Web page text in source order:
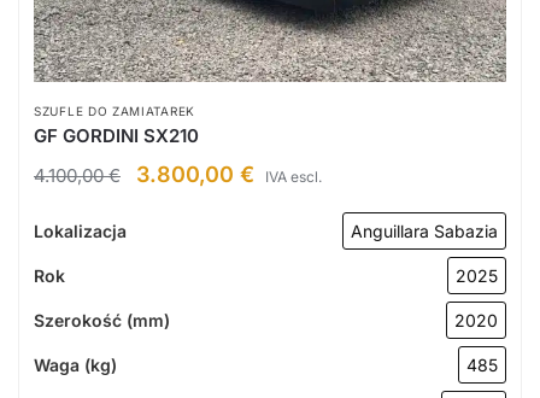
SZUFLE DO ZAMIATAREK
GF GORDINI SX210
4.100,00€ 3.800,00 € IVA escl.
Lokalizacja Anguillara Sabazia
Rok 2025
Szerokość (mm) 2020
Waga (kg) 485